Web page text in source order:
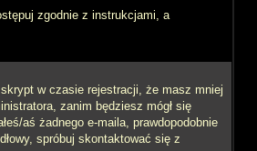
zgodnie z instrukcjami, a
w czasie rejestracji, że masz mniej
zanim będziesz mógł się
aś żadnego e-maila, prawdopodobnie
spróbuj skontaktować się z